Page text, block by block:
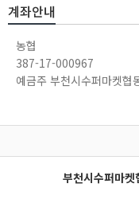
계좌안내
농협
387-17-000967
예금주 부천시수퍼마켓협
부천시수퍼마켓